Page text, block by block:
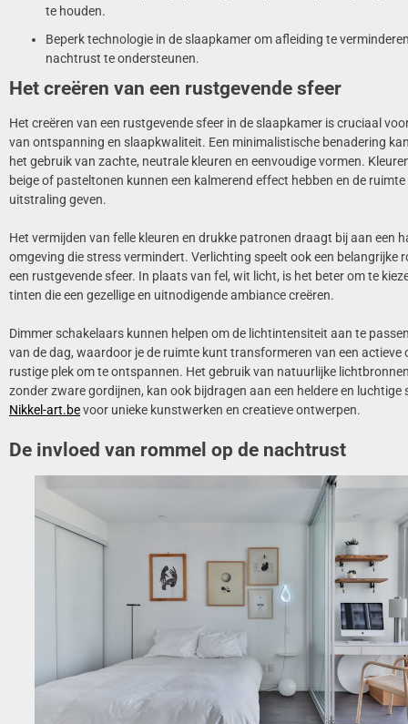
te houden.
Beperk technologie in de slaapkamer om afleiding te
nachtrust te ondersteunen.
Het creëren van een rustgevende sfeer
Het creëren van een rustgevende sfeer in de slaapkamer is cruciaal
van ontspanning en slaapkwaliteit. Een minimalistische benadering
het gebruik van zachte, neutrale kleuren en eenvoudige vormen.
beige of pasteltonen kunnen een kalmerend effect hebben en de ruimte
uitstraling geven.
Het vermijden van felle kleuren en drukke patronen draagt bij aan een
omgeving die stress vermindert. Verlichting speelt ook een belangrijke
een rustgevende sfeer. In plaats van fel, wit licht, is het beter om te
tinten die een gezellige en uitnodigende ambiance creëren.
Dimmer schakelaars kunnen helpen om de lichtintensiteit aan te
van de dag, waardoor je de ruimte kunt transformeren van een actieve
rustige plek om te ontspannen. Het gebruik van natuurlijke
zonder zware gordijnen, kan ook bijdragen aan een heldere en luchtige
Nikkel-art.bevoor unieke kunstwerken en creatieve ontwerpen.
De invloed van rommel op de nachtrust